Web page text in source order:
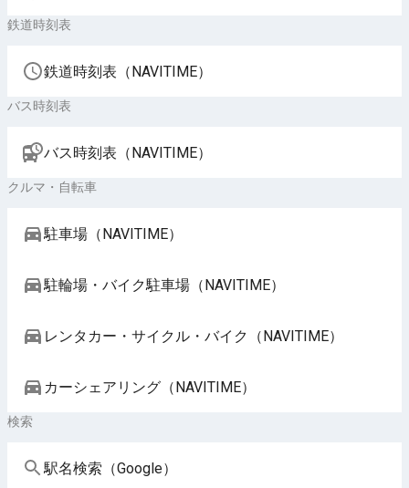
鉄道時刻表
鉄道時刻表（NAVITIME）
バス時刻表
バス時刻表（NAVITIME）
クルマ・自転車
駐車場（NAVITIME）
駐輪場・バイク駐車場（NAVITIME）
レンタカー・サイクル・バイク（NAVITIME）
カーシェアリング（NAVITIME）
検索
駅名検索（Google）